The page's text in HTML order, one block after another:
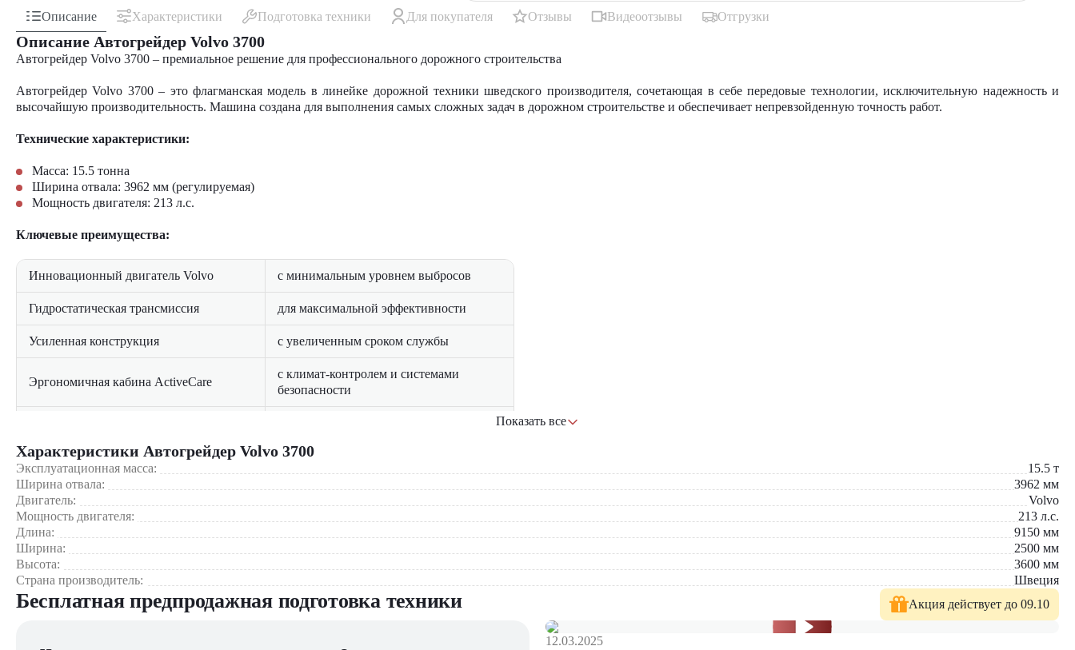
Описание Характеристики Подготовка техники Для покупателя Отзывы Видеоотзывы Отгрузки
Описание Автогрейдер Volvo 3700
Автогрейдер Volvo 3700 – премиальное решение для профессионального дорожного строительства
Автогрейдер Volvo 3700 – это флагманская модель в линейке дорожной техники шведского производителя, сочетающая в себе передовые технологии, исключительную надежность и
высочайшую производительность. Машина создана для выполнения самых сложных задач в дорожном строительстве и обеспечивает непревзойденную точность работ.
Технические характеристики:
Масса: 15.5 тонна
Ширина отвала: 3962 мм (регулируемая)
Мощность двигателя: 213 л.с.
Ключевые преимущества:
Инновационный двигатель Volvo с минимальным уровнем выбросов
Гидростатическая трансмиссия для максимальной эффективности
Усиленная конструкция с увеличенным сроком службы
Эргономичная кабина ActiveCare
с климат-контролем и системами
безопасности
Область применения:
Строительства автомагистралей и скоростных трасс
Точного профилирования дорожного полотна
Крупных инфраструктурных проектов
Создания сложных дорожных профилей
Всесезонного содержания дорог
5 причин выбрать Volvo 3700:
Показать все
Характеристики Автогрейдер Volvo 3700
Эксплуатационная масса: 15.5 т
Ширина отвала:
3962 мм
Двигатель:
Volvo
Мощность двигателя:
213 л.с.
Длина:
9150 мм
Ширина:
2500 мм
Высота:
3600 мм
Страна производитель:
Швеция
Бесплатная предпродажная подготовка техники Акция действует до 09.10
12.03.2025